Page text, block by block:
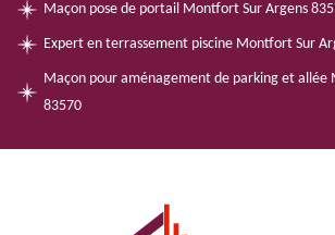
Maçon pose de portail Montfort Sur Argens
Expert en terrassement piscine Montfort Sur
Maçon pour aménagement de parking et allée
83570